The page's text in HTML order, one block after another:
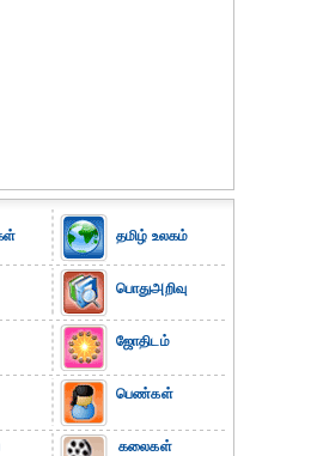
தமிழ் உலகம்
பொதுஅறிவு
ஜோதிடம்
பெண்கள்
கலைகள்